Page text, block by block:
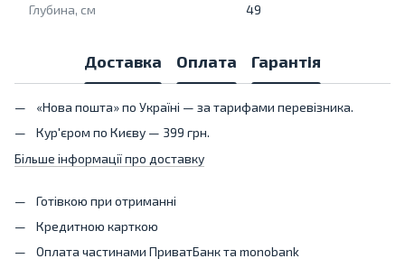
Глубина, см 49
Доставка Оплата Гарантія
«Нова пошта» по Україні — за тарифами перевізника.
Кур'єром по Києву — 399 грн.
Більше інформації про доставку
Готівкою при отриманні
Кредитною карткою
Оплата частинами ПриватБанк та monobank